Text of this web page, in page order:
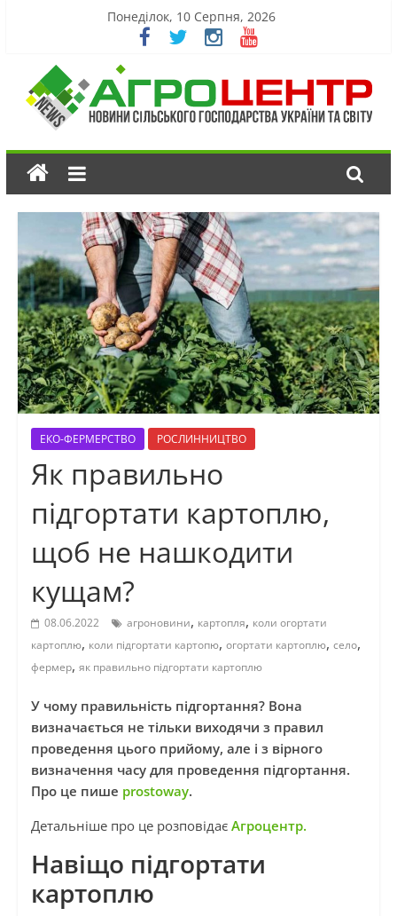
Понеділок, 10 Серпня, 2026
ЕКО-ФЕРМЕРСТВО РОСЛИННИЦТВО
Як правильно
підгортати картоплю,
щоб не нашкодити
кущам?
08.06.2022 агроновини, картопля, коли огортати
картоплю, коли підгортати картопю, огортати картоплю, село,
фермер, як правильно підгортати картоплю
У чому правильність підгортання? Вона
визначається не тільки виходячи з правил
проведення цього прийому, але і з вірного
визначення часу для проведення підгортання.
Про це пише prostoway.
Детальніше про це розповідаєАгроцентр.
Навіщо підгортати
картоплю